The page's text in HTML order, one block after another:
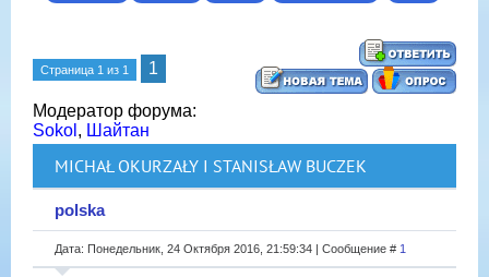
Страница 1 из 1 1
Модератор форума:
Sokol , Шайтан
MICHAŁ OKURZAŁY I STANISŁAW BUCZEK
polska
Дата: Понедельник, 24 Октября 2016, 21:59:34 | Сообщение # 1